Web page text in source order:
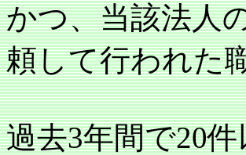
かつ、当該法人
頼して行われた
過去3年間で20